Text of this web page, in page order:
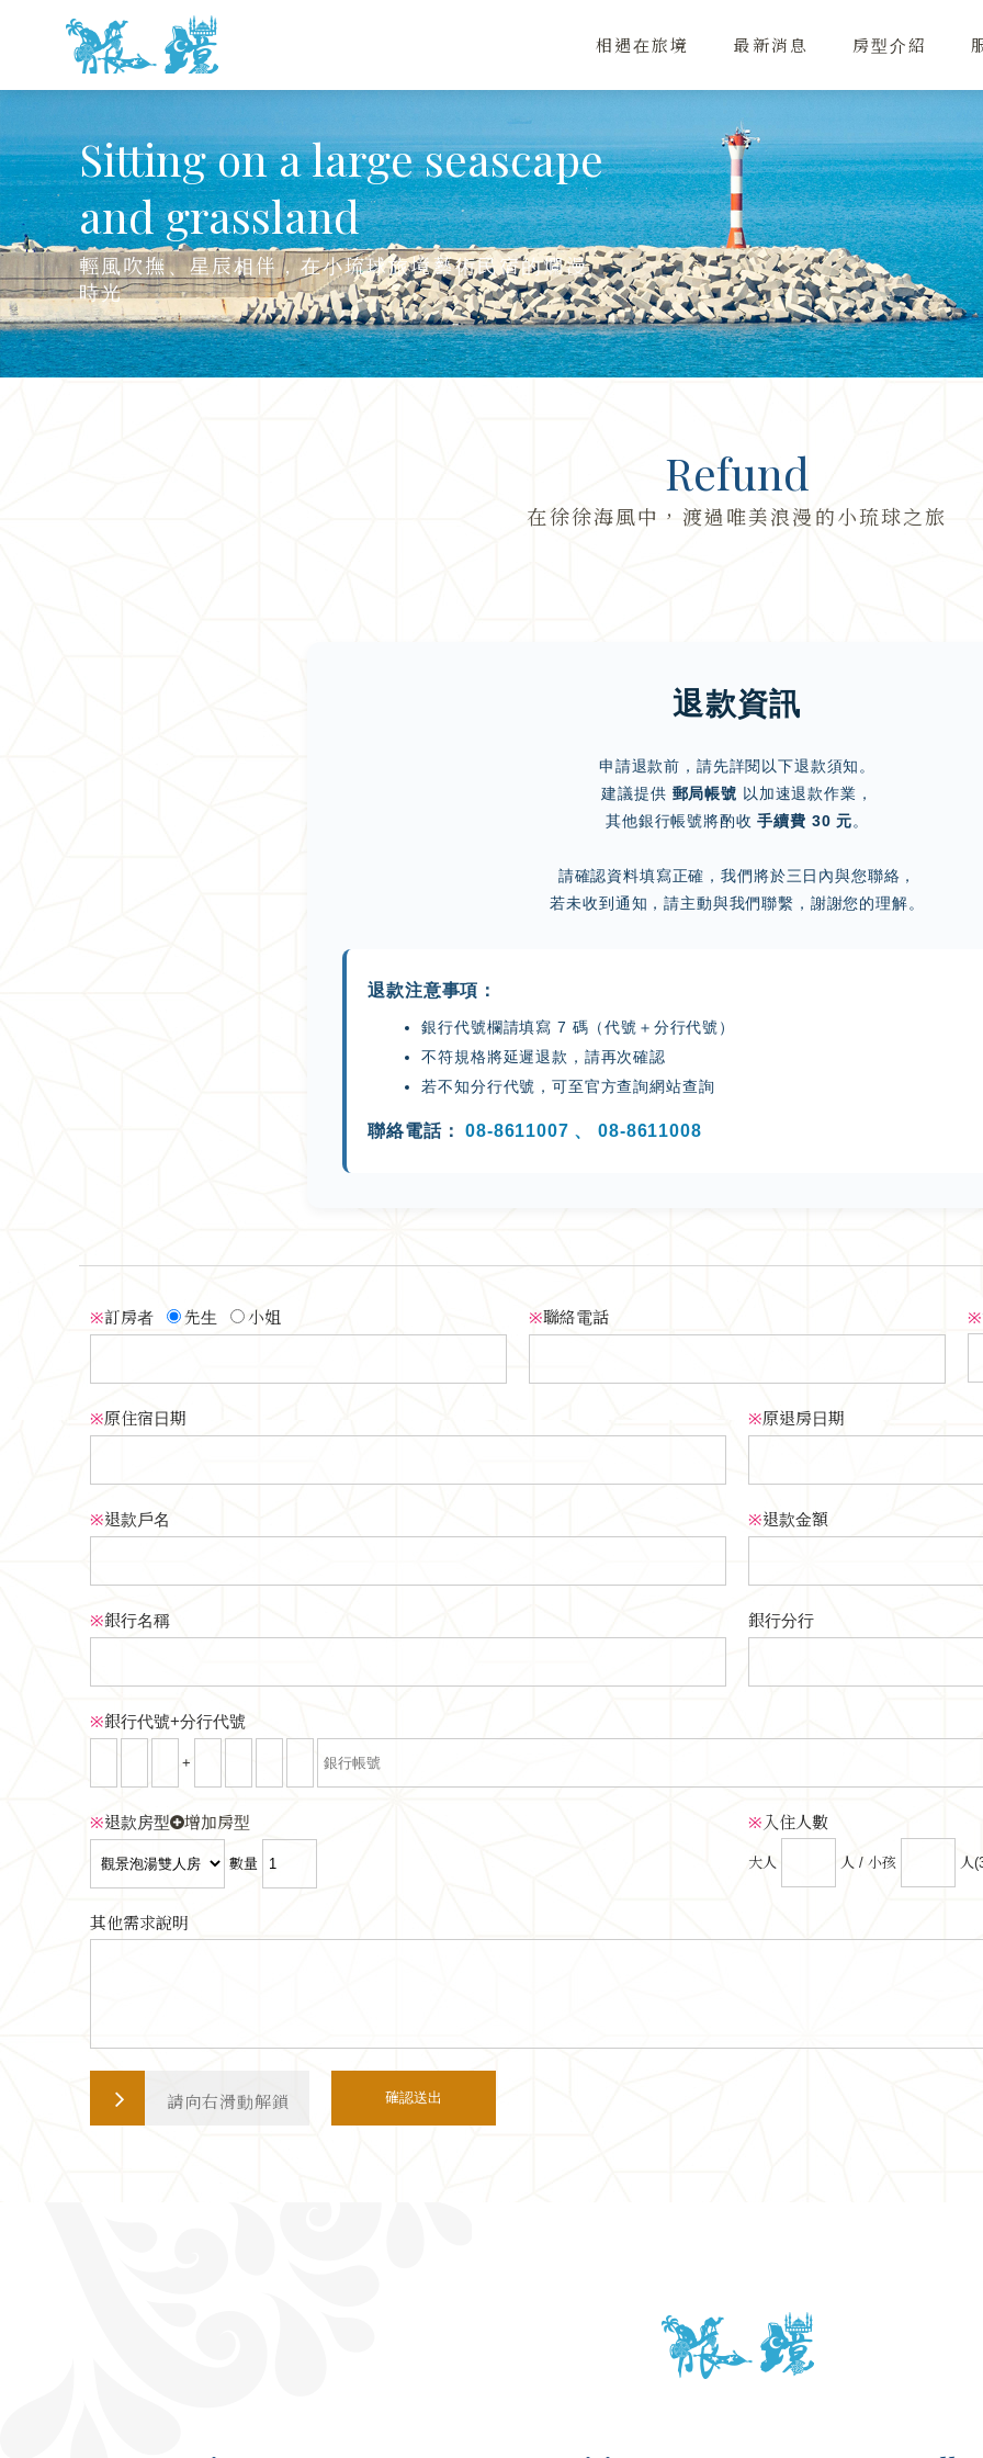
相遇在旅境 最新消息 房型介紹
Sitting on a large seascape
and grassland
輕風吹撫、星辰相伴，在小琉球旅境藝術民宿的爛漫
時光
Refund
在徐徐海風中，渡過唯美浪漫的小琉球之旅
退款資訊
申請退款前，請先詳閱以下退款須知。
建議提供 郵局帳號 以加速退款作業，
其他銀行帳號將酌收手續費 30 元。
請確認資料填寫正確，我們將於三日內與您聯絡，
若未收到通知，請主動與我們聯繫，謝謝您的理解。
退款注意事項：
銀行代號欄請填寫 7 碼（代號＋分行代號）
不符規格將延遲退款，請再次確認
若不知分行代號，可至官方查詢網站查詢
聯絡電話：08-8611007 、 08-8611008
※訂房者 先生 小姐 ※聯絡電話 ※
※原住宿日期 ※原退房日期
※退款戶名 ※退款金額
※銀行名稱 銀行分行
※銀行代號+分行代號
+
※退款房型 增加房型
數量
※ 入住人數
大人 人 / 小孩 人
其他需求說明
請向右滑動解鎖 確認送出